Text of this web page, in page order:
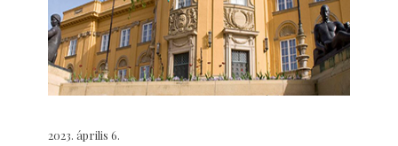
2023. április 6.